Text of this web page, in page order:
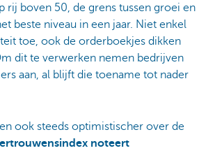
rij boven 50, de grens tussen groei en
beste niveau in een jaar. Niet enkel
toe, ook de orderboekjes dikken
dit te verwerken nemen bedrijven
aan, al blijft die toename tot nader
ook steeds optimistischer over de
noteert